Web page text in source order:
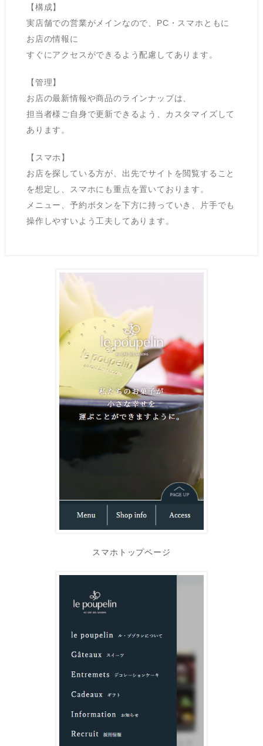
【構成】
実店舗での営業がメインなので、PC・スマホともに
お店の情報に
すぐにアクセスができるよう配慮してあります。
【管理】
お店の最新情報や商品のラインナップは、
担当者様ご自身で更新できるよう、カスタマイズして
あります。
【スマホ】
お店を探している方が、出先でサイトを閲覧すること
を想定し、スマホにも重点を置いております。
メニュー、予約ボタンを下方に持っていき、片手でも
操作しやすいよう工夫してあります。
スマホトップページ